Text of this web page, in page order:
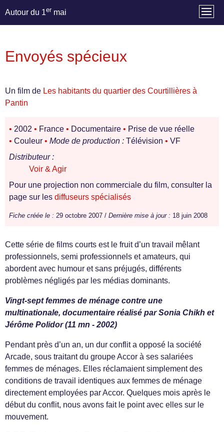
Autour du 1er mai
Envoyés spécieux
Un film de Les habitants du quartier des Courtillières à
Pantin
• 2002 • France • Documentaire • Prise de vue réelle
• Couleur • Mode de production : Télévision • VF
Distributeur :
Voir & Agir
Pour une projection non commerciale du film, consulter la
page sur les diffuseurs spécialisés
Fiche créée le : 29 octobre 2007 / Dernière mise à jour : 18 juin 2008
Cette série de films courts est le fruit d’un travail mêlant
professionnels, semi professionnels et amateurs, qui
abordent avec humour et sans préjugés, différents
problèmes négligés par les médias dominants.
Vingt-sept femmes de ménage contre une
multinationale, documentaire réalisé par Sonia Chikh et
Jérôme Polidor (11 mn - 2002)
Pendant près d’un an, un dur conflit a opposé la société
Arcade, sous traitant du groupe Accor à ses salariées
femmes de ménages. Elles réclamaient simplement des
conditions de travail identiques aux femmes de ménage
directement employées par Accor. Quelques mois après le
début du conflit, nous avons fait le point avec elles sur le
mouvement.